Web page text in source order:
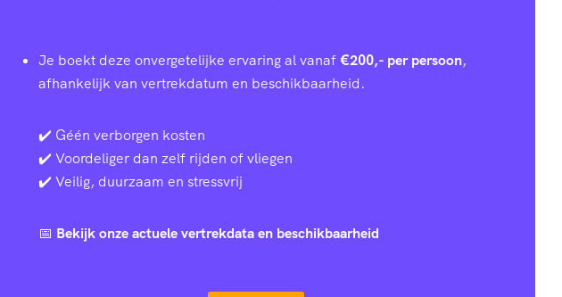
Je boekt deze onvergetelijke ervaring al vanaf€200,- per persoon,
afhankelijk van vertrekdatum en beschikbaarheid.
✔️ Géén verborgen kosten
✔️ Voordeliger dan zelf rijden of vliegen
✔️ Veilig, duurzaam en stressvrij
📅 Bekijk onze actuele vertrekdata en beschikbaarheid